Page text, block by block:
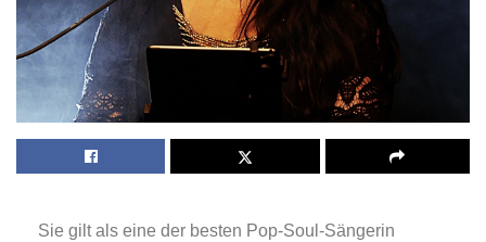
Sie gilt als eine der besten Pop-Soul-Sängerin